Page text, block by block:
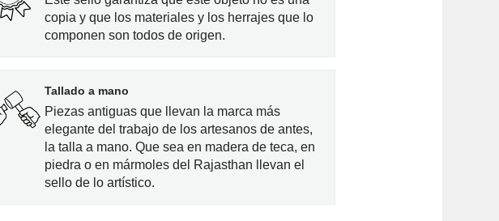
copia y que los materiales y los herrajes que lo
componen son todos de origen.
Tallado a mano
Piezas antiguas que llevan la marca más
elegante del trabajo de los artesanos de antes,
la talla a mano. Que sea en madera de teca, en
piedra o en mármoles del Rajasthan llevan el
sello de lo artístico.